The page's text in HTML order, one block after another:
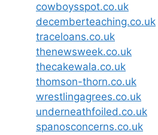
cowboysspot.co.uk
decemberteaching.co.uk
traceloans.co.uk
thenewsweek.co.uk
thecakewala.co.uk
thomson-thorn.co.uk
wrestlingagrees.co.uk
underneathfoiled.co.uk
spanosconcerns.co.uk